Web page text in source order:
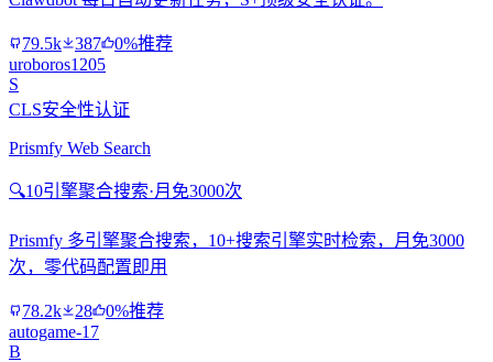
79.5k 387
0%推荐
uroboros1205
S
CLS安全性认证
Prismfy Web Search
🔍10引擎聚合搜索·月免3000次
Prismfy 多引擎聚合搜索，10+搜索引擎实时检索，月免3000
次，零代码配置即用
78.2k 28
0%推荐
autogame-17
B